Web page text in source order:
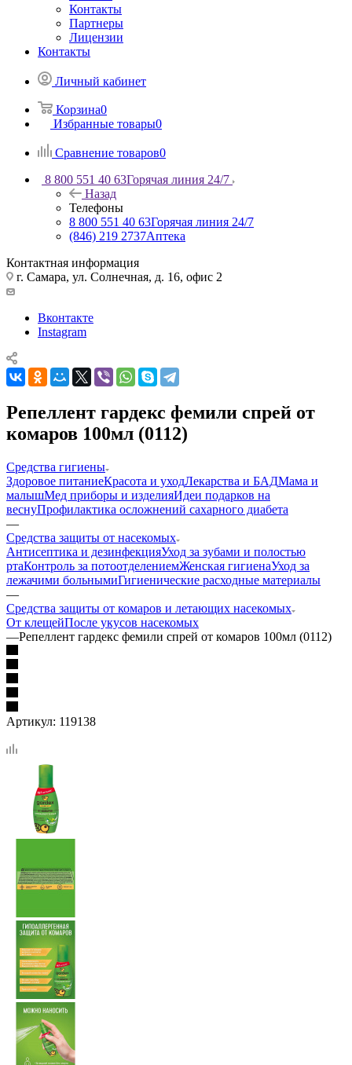
Контакты
Партнеры
Лицензии
Контакты
Личный кабинет
Корзина0
Избранные товары0
Сравнение товаров0
8 800 551 40 63Горячая линия 24/7
Назад
Телефоны
8 800 551 40 63Горячая линия 24/7
(846) 219 2737Аптека
Контактная информация
г. Самара, ул. Солнечная, д. 16, офис 2
Вконтакте
Instagram
Репеллент гардекс фемили спрей от
комаров 100мл (0112)
Средства гигиены
Здоровое питаниеКрасота и уходЛекарства и БАДМама и
малышМед приборы и изделияИдеи подарков на
веснуПрофилактика осложнений сахарного диабета
—
Средства защиты от насекомых
Антисептика и дезинфекцияУход за зубами и полостью
ртаКонтроль за потоотделениемЖенская гигиенаУход за
лежачими больнымиГигиенические расходные материалы
—
Средства защиты от комаров и летающих насекомых
От клещейПосле укусов насекомых
—Репеллент гардекс фемили спрей от комаров 100мл (0112)
Артикул: 119138